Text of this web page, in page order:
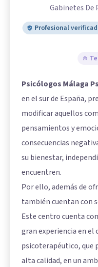
Gabinetes De
Profesional
Psicólogos Málaga
en el sur de España,
modificar aquellos
pensamientos y
consecuencias
su bienestar,
encuentren.
Por ello, además de
también cuentan con
Este centro cuenta
gran experiencia en el
psicoterapéutico, que
alta calidad, en un